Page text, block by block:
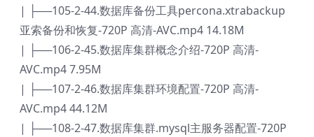
| ├──105-2-44.数据库备份工具percona.xtrabackup
亚索备份和恢复-720P 高清-AVC.mp4 14.18M
| ├──106-2-45.数据库集群概念介绍-720P 高清-
AVC.mp4 7.95M
| ├──107-2-46.数据库集群环境配置-720P 高清-
AVC.mp4 44.12M
| ├──108-2-47.数据库集群.mysql主服务器配置-720P